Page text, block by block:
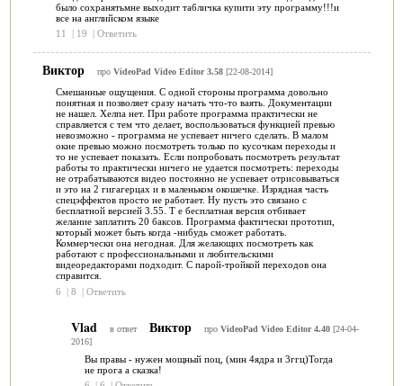
было сохранятьмне выходит табличка купити эту программу!!!и
все на английском языке
11
| 19 | Ответить
Виктор про VideoPad Video Editor 3.58[22-08-2014]
Смешанные ощущения. С одной стороны программа довольно
понятная и позволяет сразу начать что-то ваять. Документации
не нашел. Хелпа нет. При работе программа практически не
справляется с тем что делает, воспользоваться функцией превью
невозможно - программа не успевает ничего сделать. В малом
окне превью можно посмотреть только по кусочкам переходы и
то не успевает показать. Если попробовать посмотреть результат
работы то практически ничего не удается посмотреть: переходы
не отрабатываются видео постоянно не успевает отрисовываться
и это на 2 гигагерцах и в маленьком окошечке. Изрядная часть
спецэффектов просто не работает. Ну пусть это связано с
бесплатной версией 3.55. Т е бесплатная версия отбивает
желание заплатить 20 баксов. Программа фактически прототип,
который может быть когда -нибудь сможет работать.
Коммерчески она негодная. Для желающих посмотреть как
работают с профессиональными и любительскими
видеоредакторами подходит. С парой-тройкой переходов она
справится.
6
| 8 | Ответить
Vlad в ответ Виктор про VideoPad Video Editor 4.40[24-04-
2016]
Вы правы - нужен мощный поц, (мин 4ядра и 3ггц)Тогда
не прога а сказка!